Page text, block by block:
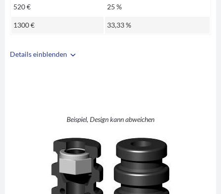
Details einblenden
Beispiel, Design kann abweichen
520 € 25 %
1300 € 33,33 %